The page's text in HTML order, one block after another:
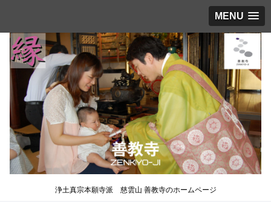
MENU
浄土真宗本願寺派 慈雲山 善教寺のホームページ